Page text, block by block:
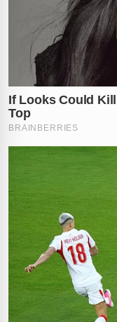
O desfecho da
treinamento
monitoramento
eficiência em
encaminhado à
pelos crimes
o apoio necessário